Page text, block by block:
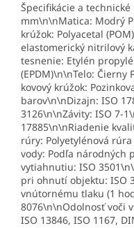
Špecifikácie a
mm\n\nMatica: Modrý
krúžok: Polyacetal
elastomerický nitrilový
tesnenie: Etylén
(EPDM)\n\nTelo: Čierny
kovový krúžok:
barov\n\nDizajn: ISO
3126\n\nZávity: ISO 7-
17885\n\nRiadenie
rúry: Polyetylénová rúra
vody: Podľa národných
vytiahnutiu: ISO
pri ohnutí objektu: ISO
vnútornému tlaku (1
8076\n\nOdolnosť voči
ISO 13846, ISO 1167,